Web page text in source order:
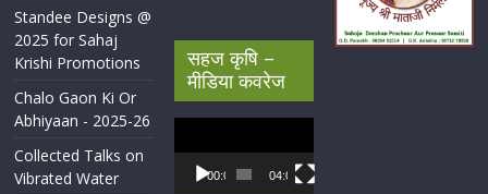
Standee Designs @
2025 for Sahaj
Krishi Promotions
Chalo Gaon Ki Or
Abhiyaan - 2025-26
Collected Talks on
Vibrated Water
सहज कृषि –
मीडिया कवरेज
Player
00:00 04:07